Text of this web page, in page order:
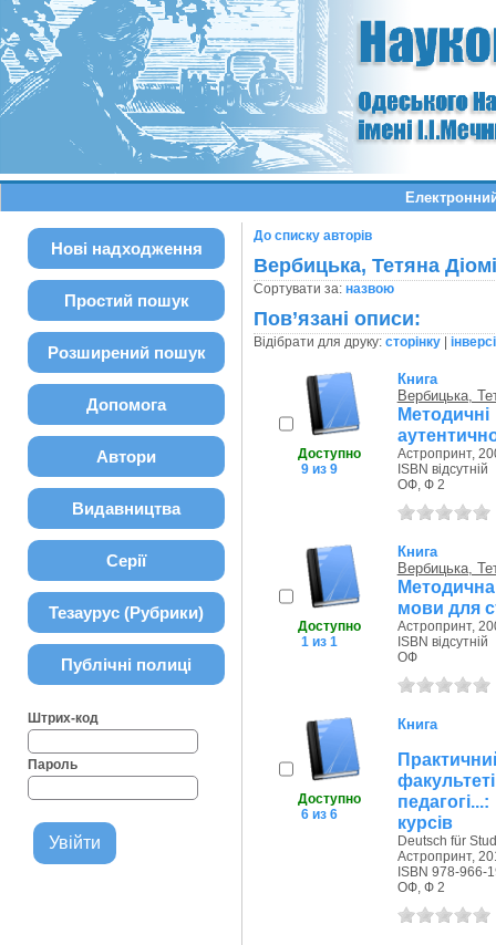
Нові надходження
Простий пошук
Розширений пошук
Допомога
Автори
Видавництва
Серії
Тезаурус (Рубрики)
Публічні полиці
Штрих-код
Пароль
До списку авторів
Вербицька, Тетяна
Сортувати за: назвою
Пов’язані описи:
Відібрати для друку: сторінку|
Доступно
9 из 9
Книга
Вербицька,
Методичні
Астропринт,
ISBN відсутній
ОФ, Ф 2
Доступно
1 из 1
Книга
Вербицька,
мови для
Астропринт,
ISBN відсутній
ОФ
Доступно
6 из 6
Книга
курсів
Deutsch für
Астропринт,
ISBN 978-966-
ОФ, Ф 2